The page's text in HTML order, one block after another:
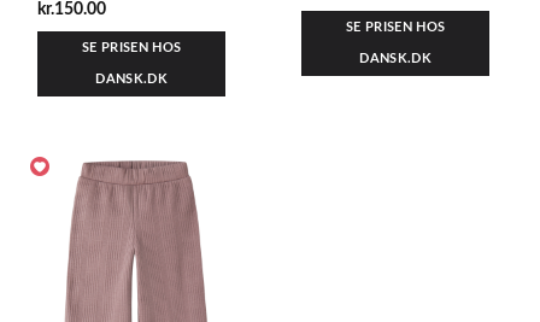
kr.150.00
SE PRISEN HOS
DANSK.DK
SE PRISEN HOS
DANSK.DK